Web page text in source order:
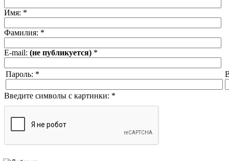
Имя: *
Фамилия: *
E-mail: (не публикуется) *
Пароль: *
Введите символы с картинки: *